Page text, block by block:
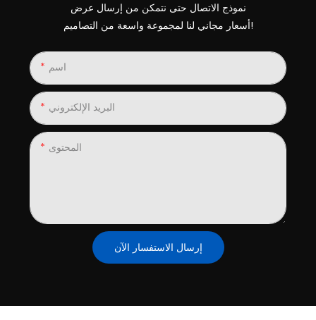
نموذج الاتصال حتى نتمكن من إرسال عرض
أسعار مجاني لنا لمجموعة واسعة من التصاميم!
اسم
البريد الإلكتروني
المحتوى
إرسال الاستفسار الآن